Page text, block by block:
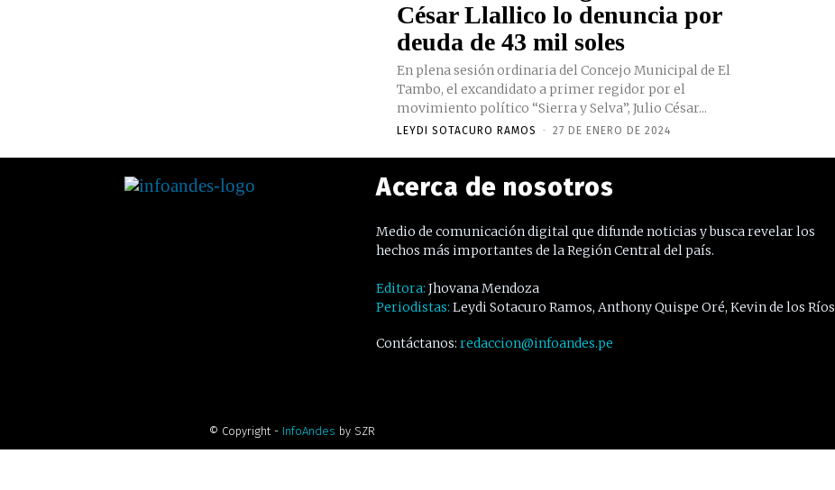
César Llallico lo denuncia por
deuda de 43 mil soles
En plena sesión ordinaria del Concejo Municipal de El
Tambo, el excandidato a primer regidor por el
movimiento político “Sierra y Selva”, Julio César...
LEYDI SOTACURO RAMOS - 27 DE ENERO DE 2024
Acerca de nosotros
Medio de comunicación digital que difunde noticias y busca revelar los
hechos más importantes de la Región Central del país.
Editora: Jhovana Mendoza
Periodistas: Leydi Sotacuro Ramos, Anthony Quispe Oré, Kevin de los Ríos
Contáctanos: redaccion@infoandes.pe
© Copyright - InfoAndes by SZR